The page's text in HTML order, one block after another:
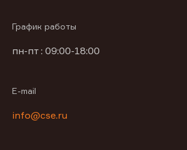
График работы
пн-пт : 09:00-18:00
E-mail
info@cse.ru